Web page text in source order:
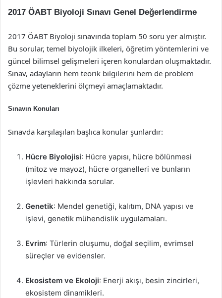
2017 ÖABT Biyoloji Sınavı Genel Değerlendirme
2017 ÖABT Biyoloji sınavında toplam 50 soru yer almıştır.
Bu sorular, temel biyolojik ilkeleri, öğretim yöntemlerini ve
güncel bilimsel gelişmeleri içeren konulardan oluşmaktadır.
Sınav, adayların hem teorik bilgilerini hem de problem
çözme yeteneklerini ölçmeyi amaçlamaktadır.
Sınavın Konuları
Sınavda karşılaşılan başlıca konular şunlardır:
Hücre Biyolojisi: Hücre yapısı, hücre bölünmesi
(mitoz ve mayoz), hücre organelleri ve bunların
işlevleri hakkında sorular.
Genetik: Mendel genetiği, kalıtım, DNA yapısı ve
işlevi, genetik mühendislik uygulamaları.
Evrim: Türlerin oluşumu, doğal seçilim, evrimsel
süreçler ve evidensler.
Ekosistem ve Ekoloji: Enerji akışı, besin zincirleri,
ekosistem dinamikleri.